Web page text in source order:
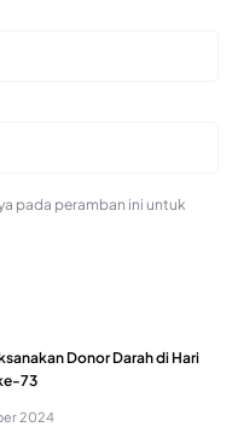
pada peramban ini untuk
Donor Darah di Hari
73
2024